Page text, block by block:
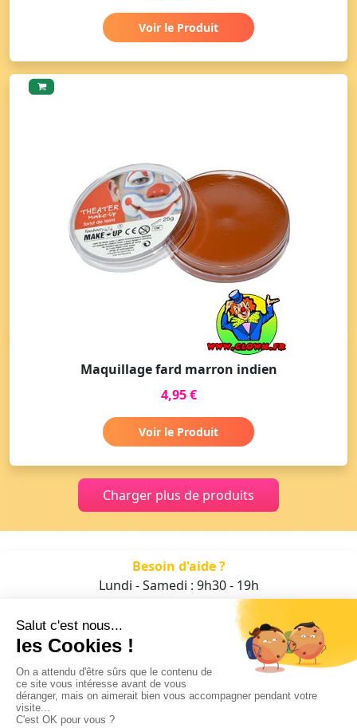
Voir le Produit
Maquillage fard marron indien
4,95 €
Voir le Produit
Charger plus de produits
Besoin d'aide ?
Lundi - Samedi : 9h30 - 19h